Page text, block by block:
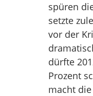
spüren
setzte
vor der
dürfte
Prozent
macht